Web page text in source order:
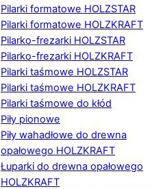
Pilarki formatowe HOLZSTAR
Pilarki formatowe HOLZKRAFT
Pilarko-frezarki HOLZSTAR
Pilarko-frezarki HOLZKRAFT
Pilarki taśmowe HOLZSTAR
Pilarki taśmowe HOLZKRAFT
Pilarki taśmowe do kłód
Piły pionowe
Piły wahadłowe do drewna
opałowego HOLZKRAFT
Łuparki do drewna opałowego
HOLZKRAFT